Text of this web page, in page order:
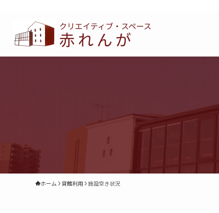
ホーム 貸館利用 施設空き状況